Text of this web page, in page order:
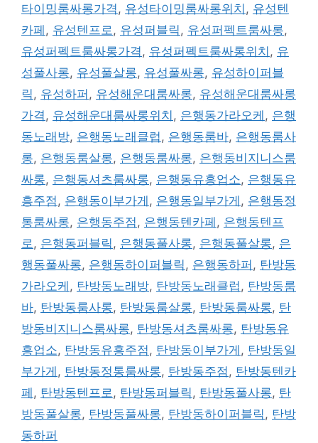
타이밍룸싸롱가격 , 유성타이밍룸싸롱위치 , 유성텐
카페 , 유성텐프로 , 유성퍼블릭 , 유성퍼펙트룸싸롱,
유성퍼펙트룸싸롱가격 , 유성퍼펙트룸싸롱위치 , 유
성풀사롱, 유성풀살롱, 유성풀싸롱, 유성하이퍼블
릭 , 유성하퍼 , 유성해운대룸싸롱, 유성해운대룸싸롱
가격 , 유성해운대룸싸롱위치 , 은행동가라오케 , 은행
동노래방, 은행동노래클럽 , 은행동룸바, 은행동룸사
롱, 은행동룸살롱, 은행동룸싸롱, 은행동비지니스룸
싸롱, 은행동셔츠룸싸롱, 은행동유흥업소, 은행동유
흥주점 , 은행동이부가게 , 은행동일부가게 , 은행동정
통룸싸롱, 은행동주점 , 은행동텐카페 , 은행동텐프
로 , 은행동퍼블릭 , 은행동풀사롱, 은행동풀살롱, 은
행동풀싸롱, 은행동하이퍼블릭 , 은행동하퍼 , 탄방동
가라오케 , 탄방동노래방, 탄방동노래클럽 , 탄방동룸
바, 탄방동룸사롱, 탄방동룸살롱, 탄방동룸싸롱, 탄
방동비지니스룸싸롱, 탄방동셔츠룸싸롱, 탄방동유
흥업소, 탄방동유흥주점 , 탄방동이부가게 , 탄방동일
부가게 , 탄방동정통룸싸롱, 탄방동주점 , 탄방동텐카
페 , 탄방동텐프로 , 탄방동퍼블릭 , 탄방동풀사롱, 탄
방동풀살롱, 탄방동풀싸롱, 탄방동하이퍼블릭 , 탄방
동하퍼